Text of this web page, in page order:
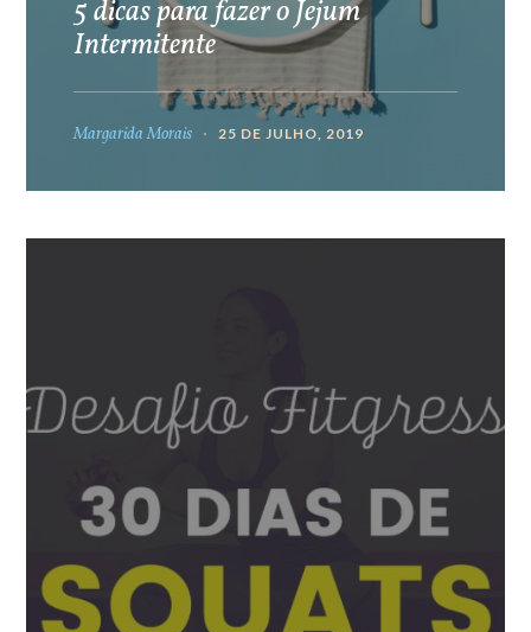
5 dicas para fazer o Jejum
Intermitente
Margarida Morais 25 DE JULHO, 2019